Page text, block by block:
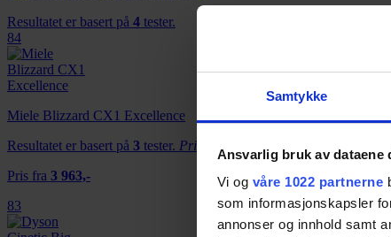
Samtykke
Ansvarlig bruk av dataene
Vi og våre 1022 partnerne
som informasjonskapsler
annonser og innhold samt
Resultatet er basert på 4 tester.
84
Miele Blizzard CX1 Excellence
Resultatet er basert på 3 tester. Pris fra
Pris fra 3 963,-
83